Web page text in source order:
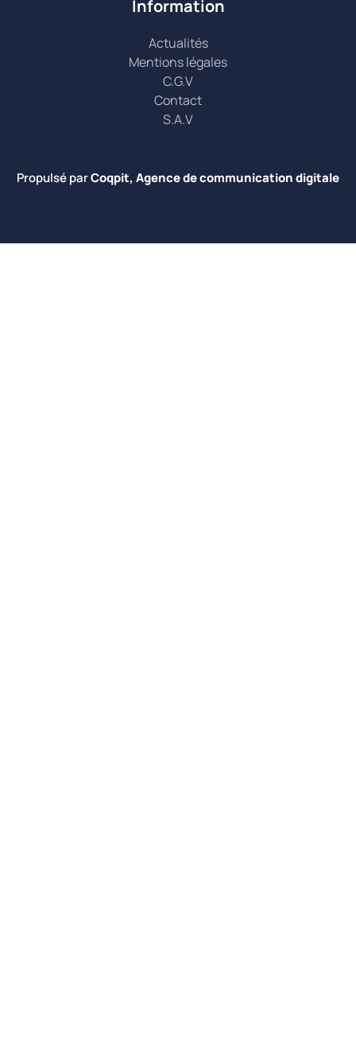
Information
Actualités
Mentions légales
C.G.V
Contact
S.A.V
Propulsé parCoqpit, Agence de communication digitale